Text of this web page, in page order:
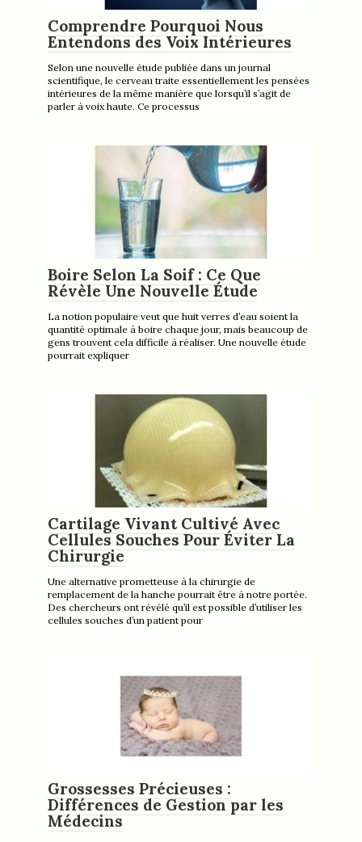
Comprendre Pourquoi Nous
Entendons des Voix Intérieures
Selon une nouvelle étude publiée dans un journal
scientifique, le cerveau traite essentiellement les pensées
intérieures de la même manière que lorsqu’il s’agit de
parler à voix haute. Ce processus
Boire Selon La Soif : Ce Que
Révèle Une Nouvelle Étude
La notion populaire veut que huit verres d’eau soient la
quantité optimale à boire chaque jour, mais beaucoup de
gens trouvent cela difficile à réaliser. Une nouvelle étude
pourrait expliquer
Cartilage Vivant Cultivé Avec
Cellules Souches Pour Éviter La
Chirurgie
Une alternative prometteuse à la chirurgie de
remplacement de la hanche pourrait être à notre portée.
Des chercheurs ont révélé qu’il est possible d’utiliser les
cellules souches d’un patient pour
Grossesses Précieuses :
Différences de Gestion par les
Médecins